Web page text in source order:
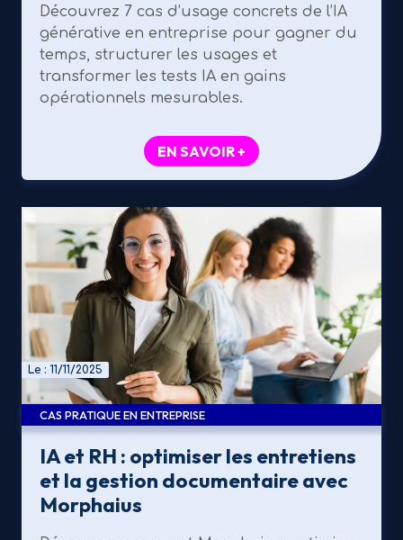
Découvrez 7 cas d’usage concrets de l’IA
générative en entreprise pour gagner du
temps, structurer les usages et
transformer les tests IA en gains
opérationnels mesurables.
EN SAVOIR +
Le : 11/11/2025
CAS PRATIQUE EN ENTREPRISE
IA et RH : optimiser les entretiens
et la gestion documentaire avec
Morphaius